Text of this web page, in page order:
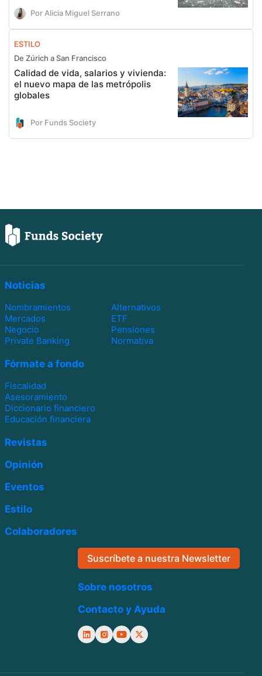
Por Alicia Miguel Serrano
ESTILO
De Zúrich a San Francisco
Calidad de vida, salarios y vivienda:
el nuevo mapa de las metrópolis
globales
Por Funds Society
Noticias
Nombramientos
Alternativos
Mercados
ETF
Negocio
Pensiones
Private Banking
Normativa
Fórmate a fondo
Fiscalidad
Asesoramiento
Diccionario financiero
Educación financiera
Revistas
Opinión
Eventos
Estilo
Colaboradores
Suscríbete a nuestra Newsletter
Sobre nosotros
Contacto y Ayuda